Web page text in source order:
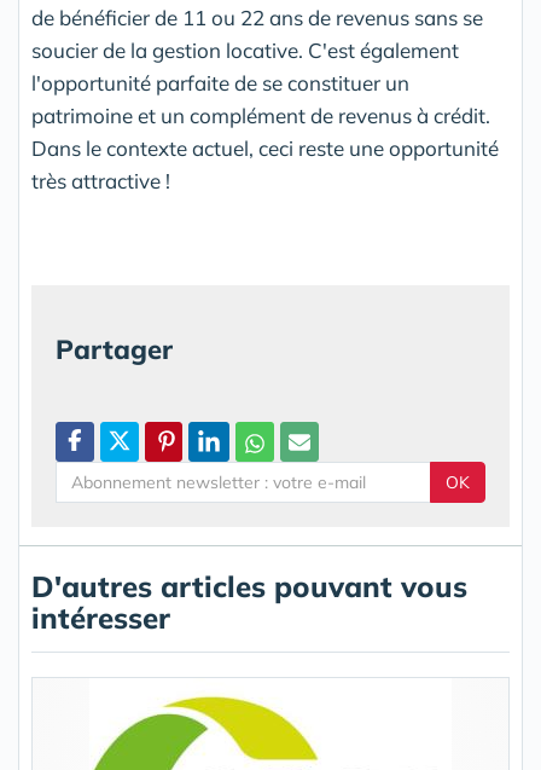
de bénéficier de 11 ou 22 ans de revenus sans se
soucier de la gestion locative. C'est également
l'opportunité parfaite de se constituer un
patrimoine et un complément de revenus à crédit.
Dans le contexte actuel, ceci reste une opportunité
très attractive !
Partager
OK
D'autres articles pouvant vous
intéresser